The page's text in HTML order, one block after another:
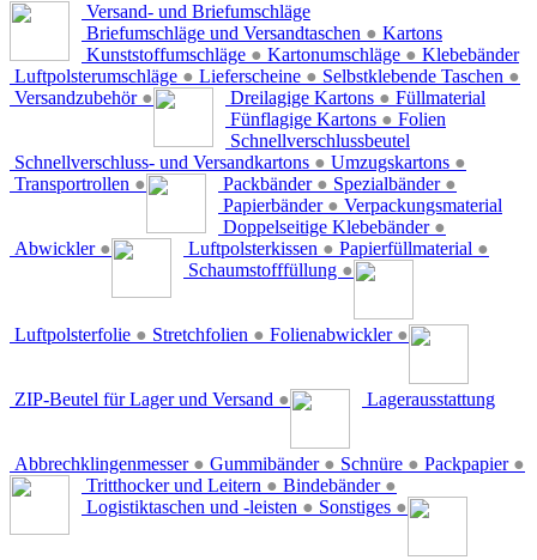
Versand- und Briefumschläge
Briefumschläge und Versandtaschen ●
Kunststoffumschläge ● Kartonumschläge ●
Luftpolsterumschläge ● Lieferscheine ● Selbstklebende Taschen ●
Versandzubehör ●
Kartons
Dreilagige Kartons ●
Fünflagige Kartons ●
Schnellverschluss- und Versandkartons ● Umzugskartons ●
Transportrollen ●
Klebebänder
Packbänder ● Spezialbänder ●
Papierbänder ●
Doppelseitige Klebebänder ●
Abwickler ●
Füllmaterial
Luftpolsterkissen ● Papierfüllmaterial ●
Schaumstofffüllung ●
Folien
Luftpolsterfolie ● Stretchfolien ● Folienabwickler ●
Schnellverschlussbeutel
ZIP-Beutel für Lager und Versand ●
Verpackungsmaterial
Abbrechklingenmesser ● Gummibänder ● Schnüre ● Packpapier ●
Lagerausstattung
Tritthocker und Leitern ● Bindebänder ●
Logistiktaschen und -leisten ● Sonstiges ●